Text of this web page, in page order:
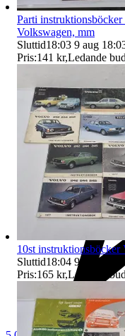
Parti
Volkswagen, mm
Sluttid18:03 9 aug
Pris:141 kr,Ledande bud
10st
Sluttid18:04 9 aug
Pris:165 kr,Ledande bud